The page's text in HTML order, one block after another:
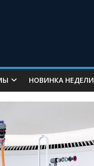
НОВИНКА НЕДЕЛИ